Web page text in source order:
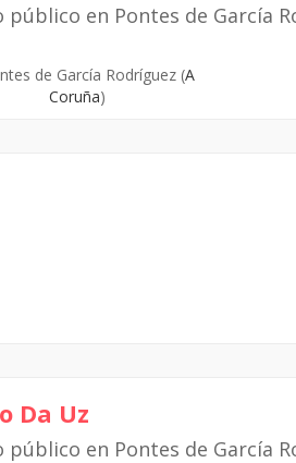
público en Pontes de García
de García Rodríguez (A
Coruña)
Da Uz
público en Pontes de García